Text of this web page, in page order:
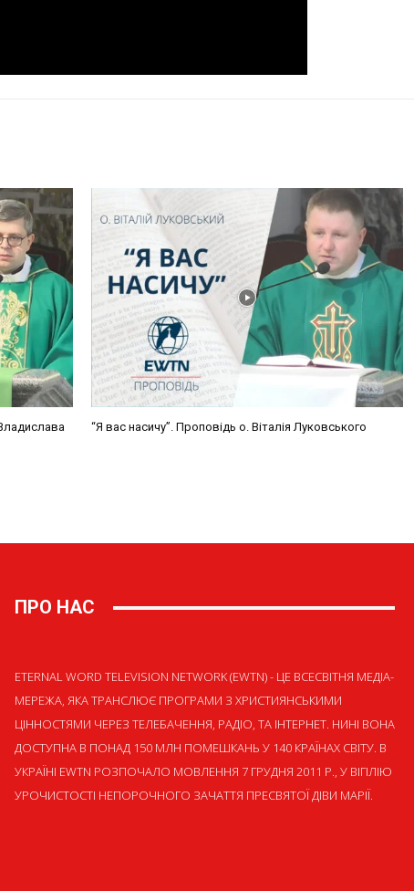
ПРО НАС
ETERNAL WORD TELEVISION NETWORK (EWTN) - ЦЕ ВСЕСВІТНЯ МЕДІА-
МЕРЕЖА, ЯКА ТРАНСЛЮЄ ПРОГРАМИ З ХРИСТИЯНСЬКИМИ
ЦІННОСТЯМИ ЧЕРЕЗ ТЕЛЕБАЧЕННЯ, РАДІО, ТА ІНТЕРНЕТ. НИНІ ВОНА
ДОСТУПНА В ПОНАД 150 МЛН ПОМЕШКАНЬ У 140 КРАЇНАХ СВІТУ. В
УКРАЇНІ EWTN РОЗПОЧАЛО МОВЛЕННЯ 7 ГРУДНЯ 2011 Р., У ВІГІЛІЮ
УРОЧИСТОСТІ НЕПОРОЧНОГО ЗАЧАТТЯ ПРЕСВЯТОЇ ДІВИ МАРІЇ.